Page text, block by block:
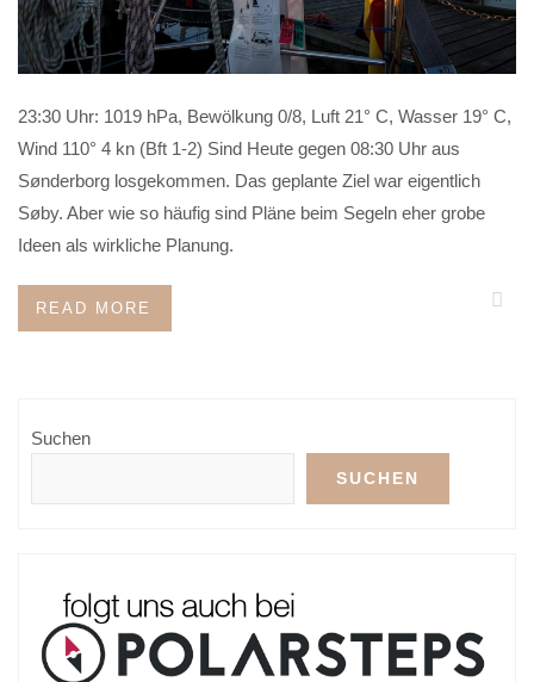
23:30 Uhr: 1019 hPa, Bewölkung 0/8, Luft 21° C, Wasser 19° C,
Wind 110° 4 kn (Bft 1-2) Sind Heute gegen 08:30 Uhr aus
Sønderborg losgekommen. Das geplante Ziel war eigentlich
Søby. Aber wie so häufig sind Pläne beim Segeln eher grobe
Ideen als wirkliche Planung.
READ MORE
Suchen
SUCHEN